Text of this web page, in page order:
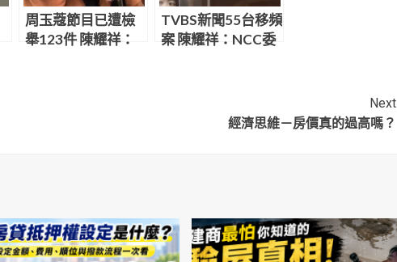
周玉蔻節目已遭檢
舉123件 陳耀祥：
TVBS新聞55台移頻
案 陳耀祥：NCC委
Next
經濟思維－房價真的過高嗎？